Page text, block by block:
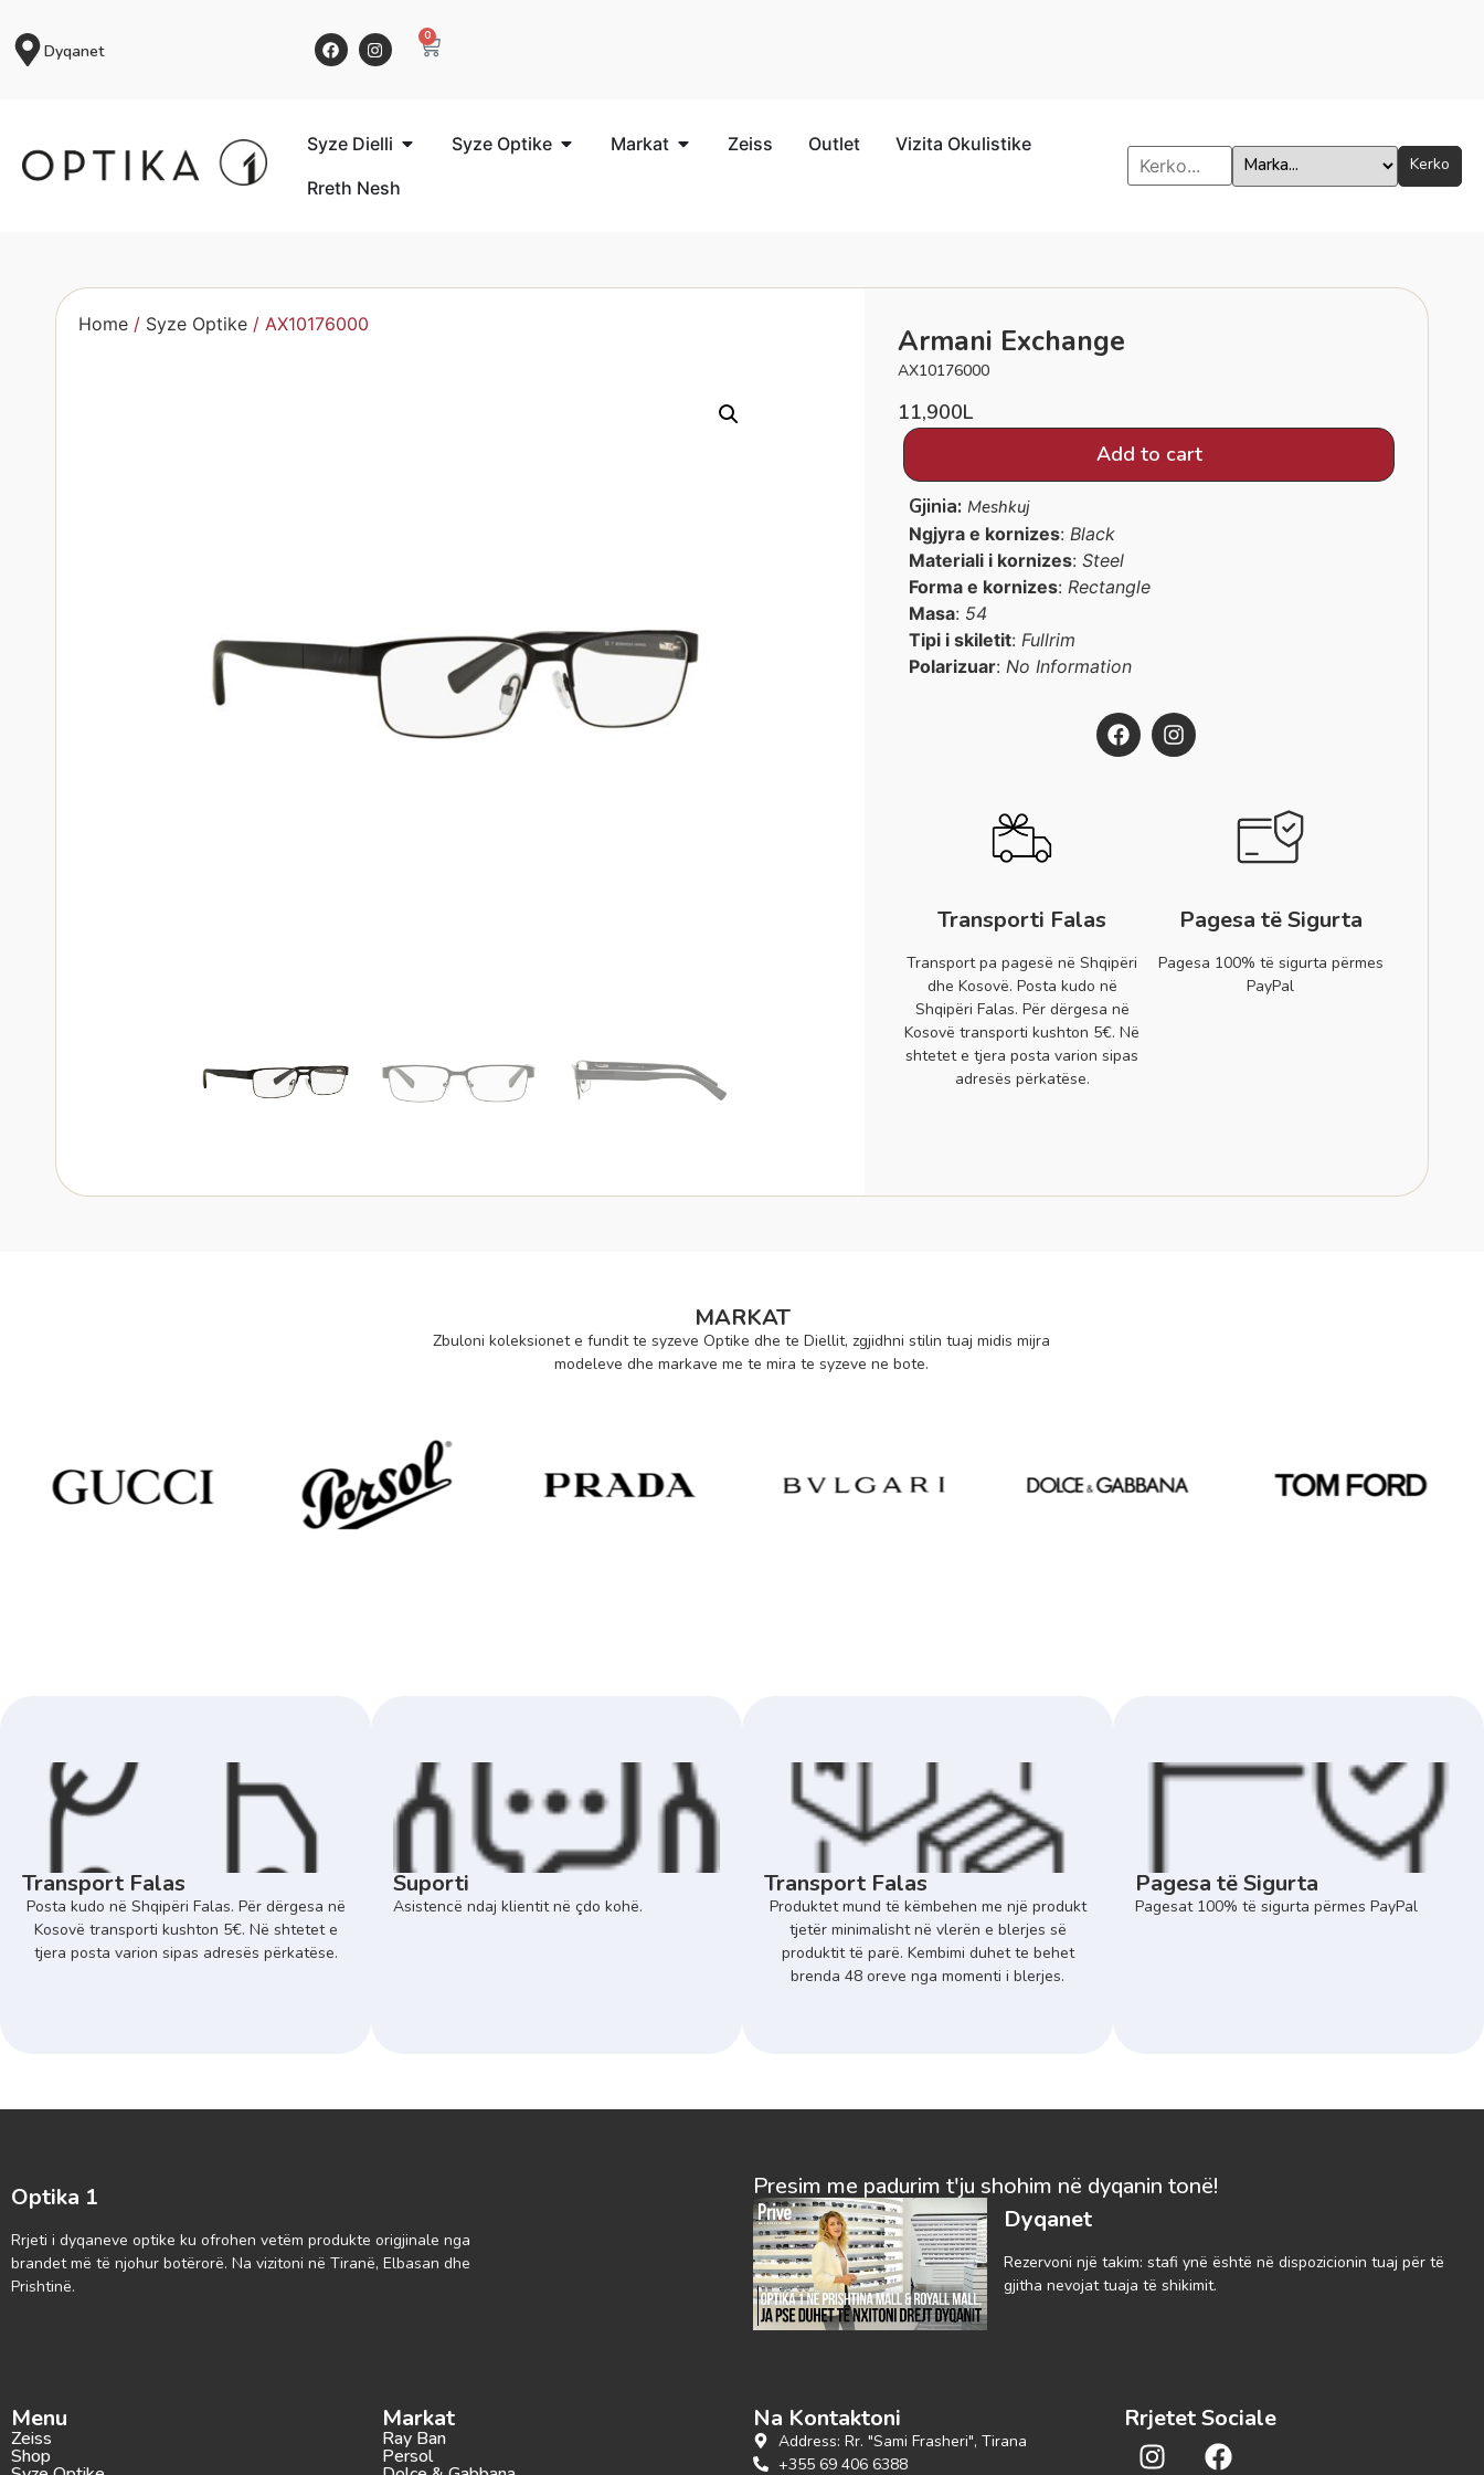
Dyqanet
0
Syze Dielli Syze Optike Markat Zeiss Outlet
Vizita Okulistike
Rreth Nesh
Kerko
Home / Syze Optike / AX10176000 Armani Exchange
AX10176000
11,900L
Add to cart
Gjinia: Meshkuj
Ngjyra e kornizes:Black
Materiali i kornizes:Steel
Forma e kornizes:Rectangle
Masa: 54
Tipi i skiletit:Fullrim
Polarizuar:No Information
Transporti Falas
Transport pa pagesë në Shqipëri
dhe Kosovë. Posta kudo në
Shqipëri Falas. Për dërgesa në
Kosovë transporti kushton 5€. Në
shtetet e tjera posta varion sipas
adresës përkatëse.
Pagesa të Sigurta
Pagesa 100% të sigurta përmes
PayPal
MARKAT
Zbuloni koleksionet e fundit te syzeve Optike dhe te Diellit, zgjidhni stilin tuaj midis mijra
modeleve dhe markave me te mira te syzeve ne bote.
Transport Falas
Posta kudo në Shqipëri Falas. Për dërgesa në
Kosovë transporti kushton 5€. Në shtetet e
tjera posta varion sipas adresës përkatëse.
Suporti
Asistencë ndaj klientit në çdo kohë.
Transport Falas
Produktet mund të këmbehen me një produkt
tjetër minimalisht në vlerën e blerjes së
produktit të parë. Kembimi duhet te behet
brenda 48 oreve nga momenti i blerjes.
Pagesa të Sigurta
Pagesat 100% të sigurta përmes PayPal
Optika 1
Rrjeti i dyqaneve optike ku ofrohen vetëm produkte origjinale nga
brandet më të njohur botërorë. Na vizitoni në Tiranë, Elbasan dhe
Prishtinë.
Presim me padurim t'ju shohim në dyqanin tonë!
Dyqanet
Rezervoni një takim: stafi ynë është në dispozicionin tuaj për të
gjitha nevojat tuaja të shikimit.
Menu
Zeiss
Shop
Markat
Ray Ban
Persol
Na Kontaktoni
Address: Rr. "Sami Frasheri", Tirana
+355 69 406 6388
Rrjetet Sociale